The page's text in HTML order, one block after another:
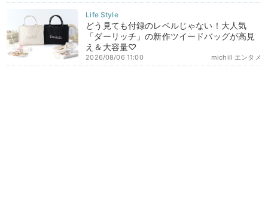
どう見ても付録のレベルじゃない！大人気
「ダーリッチ」の新作ツイードバッグが高見
え＆大容量♡
michill エンタメ
2026/08/06 11:00